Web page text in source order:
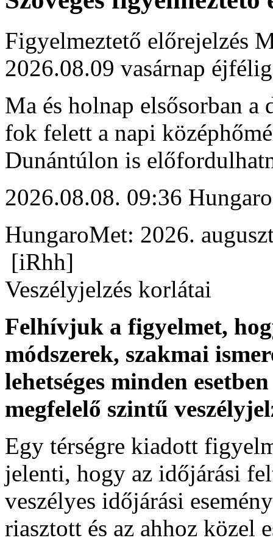
Figyelmeztető előrejelzés
2026.08.09 vasárnap éjfélig
Ma és holnap elsősorban
fok felett a napi
Dunántúlon is
2026.08.08. 09:36
HungaroMet: 2026.
[iRhh]
Veszélyjelzés korlátai
Felhívjuk a figyelmet,
módszerek, szakmai
lehetséges minden
megfelelő szintű
Egy térségre kiadott
jelenti, hogy az időjárási
veszélyes időjárási
riasztott és az ahhoz közel